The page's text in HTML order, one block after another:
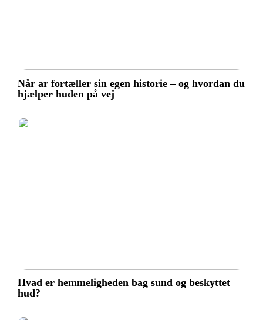
Når ar fortæller sin egen historie – og hvordan du
hjælper huden på vej
Hvad er hemmeligheden bag sund og beskyttet
hud?